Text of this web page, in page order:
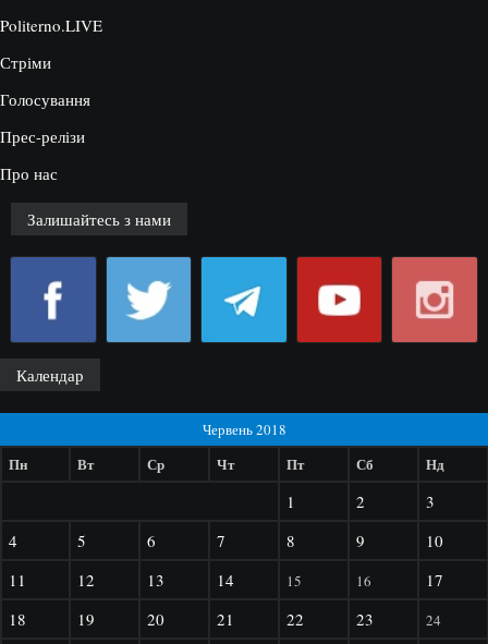
Politerno.LIVE
Стріми
Голосування
Прес-релізи
Про нас
Залишайтесь з нами
Календар
Червень 2018
Пн Вт Ср Чт Пт Сб Нд
1 2
3
4
5 6 7 8 9
10
11
12 13 14 15 16
17
18
19 20 21 22 23 24